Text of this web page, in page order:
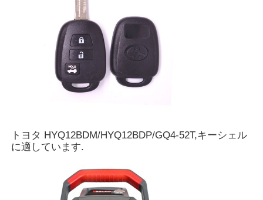
カー キーシェル
車のキーブレード
車のキー プログラマー
トランスポンダーの破片
トヨタ HYQ12BDM/HYQ12BDP/GQ4-52T,キーシェル
に適しています.